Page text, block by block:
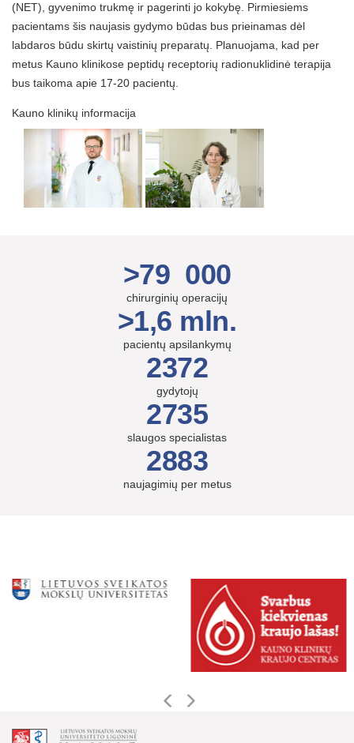
(NET), gyvenimo trukmę ir pagerinti jo kokybę. Pirmiesiems
pacientams šis naujasis gydymo būdas bus prieinamas dėl
labdaros būdu skirtų vaistinių preparatų. Planuojama, kad per
metus Kauno klinikose peptidų receptorių radionuklidinė terapija
bus taikoma apie 17-20 pacientų.
Kauno klinikų informacija
>79 000
chirurginių operacijų
>1,6 mln.
pacientų apsilankymų
2372
gydytojų
2735
slaugos specialistas
2883
naujagimių per metus